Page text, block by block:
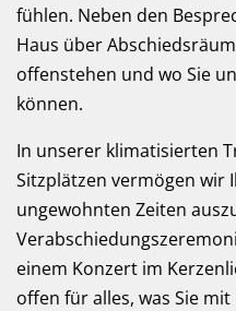
fühlen. Neben den
Haus über
offenstehen und wo Sie
können.
In unserer klimatisierten
Sitzplätzen vermögen wir
ungewohnten Zeiten
einem Konzert im
offen für alles, was Sie